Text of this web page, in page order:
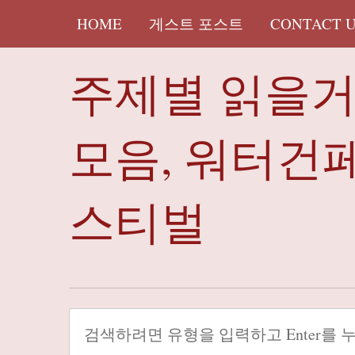
HOME 게스트 포스트 CONTACT
주제별 읽을
모음, 워터건
스티벌